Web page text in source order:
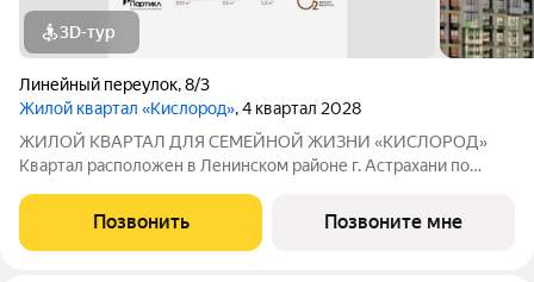
3D-тур
Линейный переулок,8/3
Жилой квартал «Кислород», 4 квартал 2028
ЖИЛОЙ КВАРТАЛ ДЛЯ СЕМЕЙНОЙ ЖИЗНИ «КИСЛОРОД»
Квартал расположен в Ленинском районе г. Астрахани по
«Кислорода» сдается в III квартале 2026 года. Масштаб
проекта можно оценить уже сейчас в отделе продаж,
Позвонить Позвоните мне